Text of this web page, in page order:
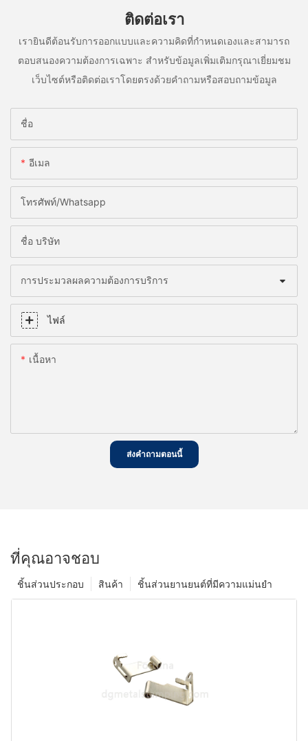
ติดต่อเรา
เรายินดีต้อนรับการออกแบบและความคิดที่กำหนดเองและสามารถ
ตอบสนองความต้องการเฉพาะ สำหรับข้อมูลเพิ่มเติมกรุณาเยี่ยมชม
เว็บไซต์หรือติดต่อเราโดยตรงด้วยคำถามหรือสอบถามข้อมูล
ชื่อ
อีเมล
โทรศัพท์/whatsapp
ชื่อ บริษัท
การประมวลผลความต้องการบริการ
ไฟล์
เนื้อหา
ส่งคำถามตอนนี้
ที่คุณอาจชอบ
ชิ้นส่วนยานยนต์ที่มีความแม่นยำ
สินค้า
ชิ้นส่วนประกอบ